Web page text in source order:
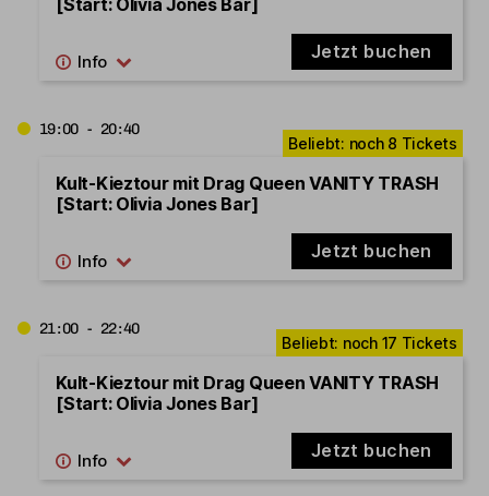
Jetzt buchen
19:00 - 20:40
Kult-Kieztour mit Drag Queen VANITY TRASH
[Start: Olivia Jones Bar]
Jetzt buchen
21:00 - 22:40
Kult-Kieztour mit Drag Queen VANITY TRASH
[Start: Olivia Jones Bar]
Jetzt buchen